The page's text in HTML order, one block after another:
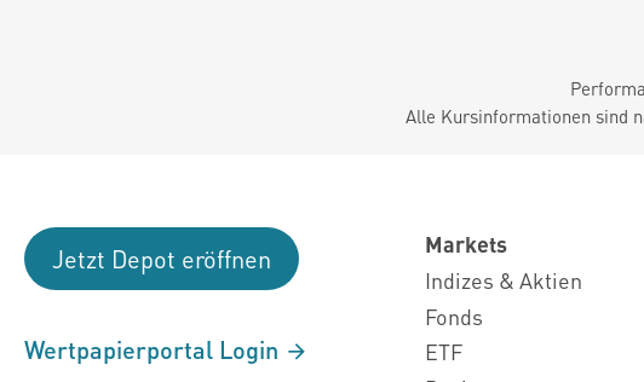
Alle Kursinformationen sind
Jetzt Depot eröffnen
Wertpapierportal Login
Markets
Indizes & Aktien
Fonds
ETF